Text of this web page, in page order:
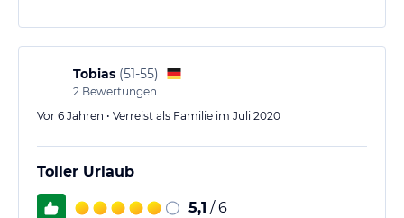
Tobias (51-55)
2 Bewertungen
Vor 6 Jahren • Verreist als Familie im Juli 2020
Toller Urlaub
5,1 / 6